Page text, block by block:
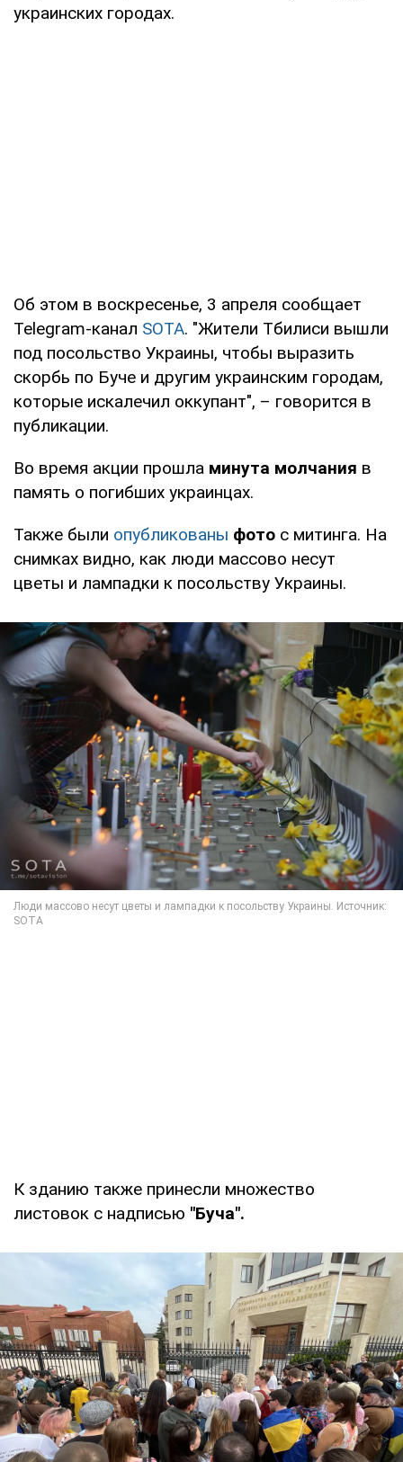
украинских городах.
Об этом в воскресенье, 3 апреля сообщает
Telegram-канал SOTA. "Жители Тбилиси вышли
под посольство Украины, чтобы выразить
скорбь по Буче и другим украинским городам,
которые искалечил оккупант", – говорится в
публикации.
Во время акции прошла минута молчания в
память о погибших украинцах.
Также были опубликованы фото с митинга. На
снимках видно, как люди массово несут
цветы и лампадки к посольству Украины.
К зданию также принесли множество
листовок с надписью "Буча".